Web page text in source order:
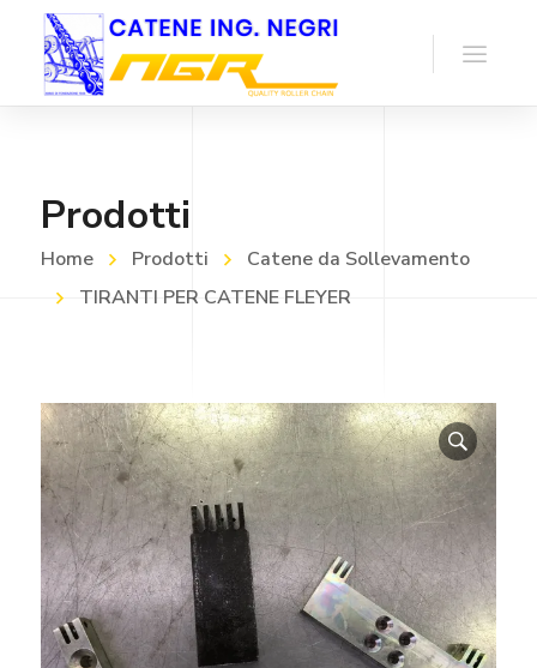
Prodotti
Home Prodotti
Catene da Sollevamento
TIRANTI PER CATENE FLEYER